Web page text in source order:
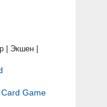
| Экшен |
Game